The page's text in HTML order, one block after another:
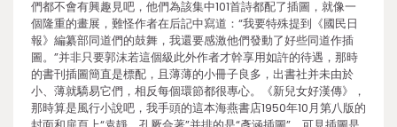
們都不會有興趣見吧，他們為該集中101首詩都配了插圖，就像一
個隆重的畫展，難怪作者在后記中寫道：“我要特殊提到《國民日
報》編纂部同道們的鼓舞，我還要感激他們發動了好些同道作插
圖。”并非只要郭沫若這個級此外作者才幹享用如許的待遇，那時
的書刊插圖簡直是標配，且薄薄的小冊子良多，出書社并未由於
小、薄就驕易它們，相反每個環節都很專心。《新兒女好漢傳》，
那時算是風行小說吧，我手頭的這本海燕書店1950年10月第八版的